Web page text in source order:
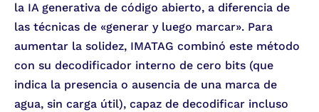
la IA generativa de código abierto, a diferencia de
las técnicas de «generar y luego marcar». Para
aumentar la solidez, IMATAG combinó este método
con su decodificador interno de cero bits (que
indica la presencia o ausencia de una marca de
agua, sin carga útil), capaz de decodificar incluso